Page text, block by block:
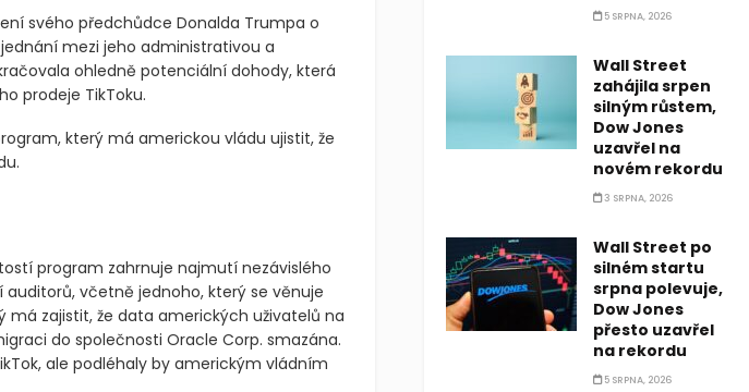
svého předchůdce Donalda Trumpa o
mezi jeho administrativou a
ohledně potenciální dohody, která
prodeje TikToku.
který má americkou vládu ujistit, že
program zahrnuje najmutí nezávislého
včetně jednoho, který se věnuje
zajistit, že data amerických uživatelů na
do společnosti Oracle Corp. smazána.
ale podléhaly by americkým vládním
5 SRPNA, 2026
Wall Street
zahájila srpen
silným růstem,
Dow Jones
uzavřel na
novém rekordu
3 SRPNA, 2026
Wall Street po
silném startu
srpna polevuje,
Dow Jones
přesto uzavřel
na rekordu
5 SRPNA, 2026